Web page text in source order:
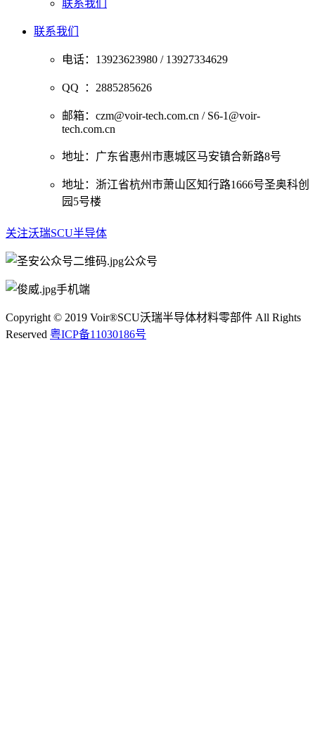
联系我们
联系我们
电话： 13923623980 / 13927334629
QQ ：2885285626
邮箱： czm@voir-tech.com.cn / S6-1@voir-
tech.com.cn
地址：广东省惠州市惠城区马安镇合新路8号
地址：浙江省杭州市萧山区知行路1666号圣奥科创
园5号楼
关注沃瑞SCU半导体
公众号
手机端
Copyright © 2019 Voir®SCU沃瑞半导体材料零部件 All Rights
Reserved 粤ICP备11030186号